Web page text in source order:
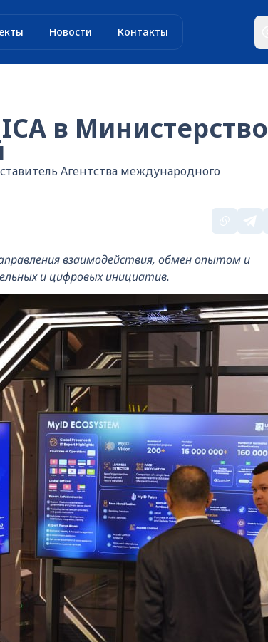
Новости Контакты
в Министерство
Агентства международного
взаимодействия, обмен опытом и
и цифровых инициатив.